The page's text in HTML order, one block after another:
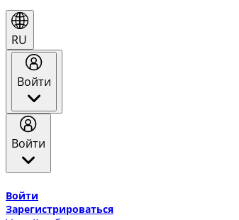
RU
Войти
Войти
Войти
Зарегистрироваться